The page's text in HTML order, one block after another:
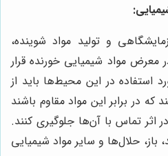
و تولید مواد شوینده،
معرض مواد شیمیایی خورنده قرار
استفاده در این محیط‌ها باید از
در برابر این مواد مقاوم باشند
اثر تماس با آن‌ها جلوگیری کنند.
باز، حلال‌ها و سایر مواد شیمیایی